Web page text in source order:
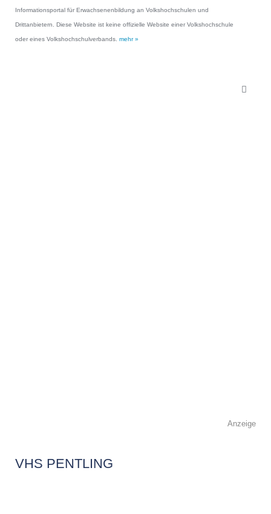
Informationsportal für Erwachsenenbildung an Volkshochschulen und
Drittanbietern. Diese Website ist keine offizielle Website einer Volkshochschule
oder eines Volkshochschulverbands. mehr »
Anzeige
VHS PENTLING